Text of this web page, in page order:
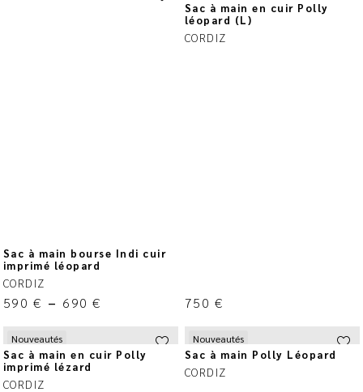
Sac à main bourse Indi cuir
imprimé léopard
CORDIZ
590 € – 690€
Sac à main en cuir Polly
léopard (L)
CORDIZ
750 €
Nouveautés
Sac à main en cuir Polly
imprimé lézard
CORDIZ
Nouveautés
Sac à main Polly Léopard
CORDIZ